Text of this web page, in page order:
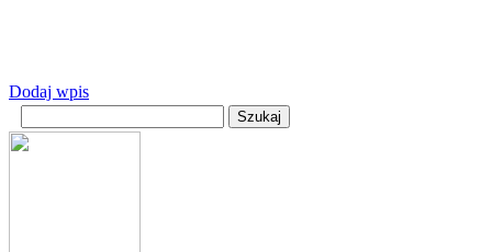
Dodaj wpis